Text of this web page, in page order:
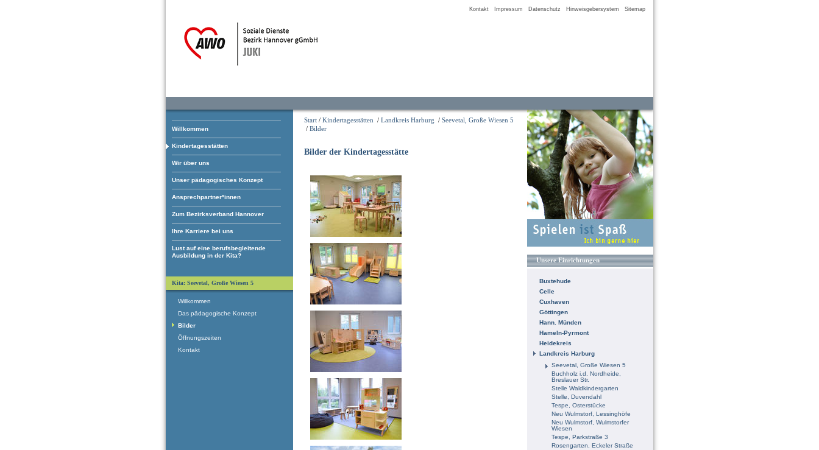
Kontakt Impressum Datenschutz Hinweisgebersystem Sitemap
Willkommen
Kindertagesstätten
Wir über uns
Unser pädagogisches Konzept
Ansprechpartner*innen
Zum Bezirksverband Hannover
Ihre Karriere bei uns
Lust auf eine berufsbegleitende
Ausbildung in der Kita?
Start / Kindertagesstätten / Landkreis Harburg / Seevetal, Große Wiesen 5
/ Bilder
Bilder der Kindertagesstätte
Unsere Einrichtungen
Buxtehude
Celle
Cuxhaven
Göttingen
Hann. Münden
Hameln-Pyrmont
Heidekreis
Landkreis Harburg
Seevetal, Große Wiesen 5
Buchholz i.d. Nordheide,
Breslauer Str.
Stelle Waldkindergarten
Stelle, Duvendahl
Tespe, Osterstücke
Neu Wulmstorf, Lessinghöfe
Neu Wulmstorf, Wulmstorfer
Wiesen
Tespe, Parkstraße 3
Rosengarten, Eckeler Straße
Kita: Seevetal, Große Wiesen 5
Willkommen
Das pädagogische Konzept
Bilder
Öffnungszeiten
Kontakt